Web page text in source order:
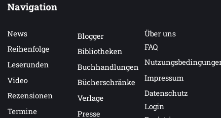
Navigation
News
Reihenfolge
Leserunden
Video
Rezensionen
Termine
Blogger
Bibliotheken
Buchhandlungen
Bücherschränke
Verlage
Presse
Über uns
FAQ
Impressum
Datenschutz
Login